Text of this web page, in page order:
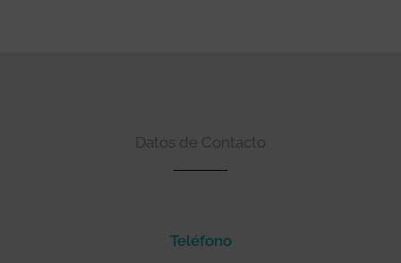
Datos de Contacto
Teléfono